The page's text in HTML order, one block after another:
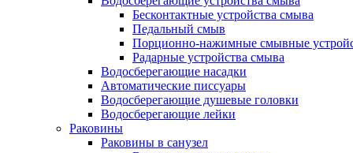
Бесконтактные устройства смыва
Педальный смыв
Порционно-нажимные смывные
Радарные устройства смыва
Водосберегающие насадки
Автоматические писсуары
Водосберегающие душевые головки
Водосберегающие лейки
Раковины
Раковины в санузел